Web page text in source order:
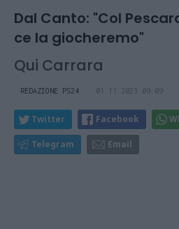
Dal Canto: "Col
ce la giocheremo"
Qui Carrara
REDAZIONE PS24 01.11.2023 09:09
Twitter Facebook
Telegram Email